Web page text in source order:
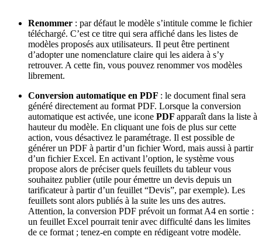
Renommer : par défaut le modèle s’intitule comme le fichier
téléchargé. C’est ce titre qui sera affiché dans les listes de
modèles proposés aux utilisateurs. Il peut être pertinent
d’adopter une nomenclature claire qui les aidera à s’y
retrouver. A cette fin, vous pouvez renommer vos modèles
librement.
Conversion automatique en PDF : le document final sera
généré directement au format PDF. Lorsque la conversion
automatique est activée, une icone PDF apparaît dans la liste à
hauteur du modèle. En cliquant une fois de plus sur cette
action, vous désactivez le paramétrage. Il est possible de
générer un PDF à partir d’un fichier Word, mais aussi à partir
d’un fichier Excel. En activant l’option, le système vous
propose alors de préciser quels feuillets du tableur vous
souhaitez publier (utile pour émettre un devis depuis un
tarificateur à partir d’un feuillet “Devis”, par exemple). Les
feuillets sont alors publiés à la suite les uns des autres.
Attention, la conversion PDF prévoit un format A4 en sortie :
un feuillet Excel pourrait tenir avec difficulté dans les limites
de ce format ; tenez-en compte en rédigeant votre modèle.